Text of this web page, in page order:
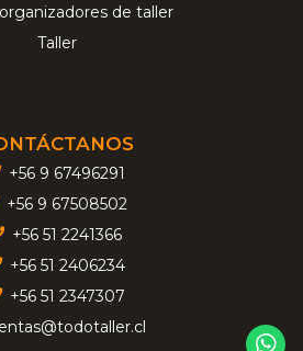
de taller
Taller
+56 9 67496291
+56 9 67508502
+56 51 2241366
+56 51 2406234
+56 51 2347307